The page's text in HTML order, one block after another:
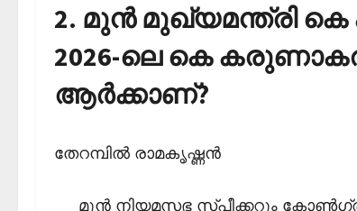
2. മുന്‍ മുഖ്യമന്ത്രി കെ
2026-ലെ കെ
ആര്‍ക്കാണ്?
തേറമ്പില്‍ രാമകൃഷ്ണന്‍
മുന്‍ നിയമസഭ സ്പീക്കറും